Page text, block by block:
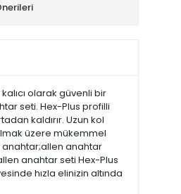
olarak güvenli bir
seti. Hex-Plus profilli
kaldırır. Uzun kol
üzere mükemmel
anahtar;allen anahtar
anahtar seti Hex-Plus
hızla elinizin altında